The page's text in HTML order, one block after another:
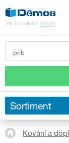
Sortiment
Kování a